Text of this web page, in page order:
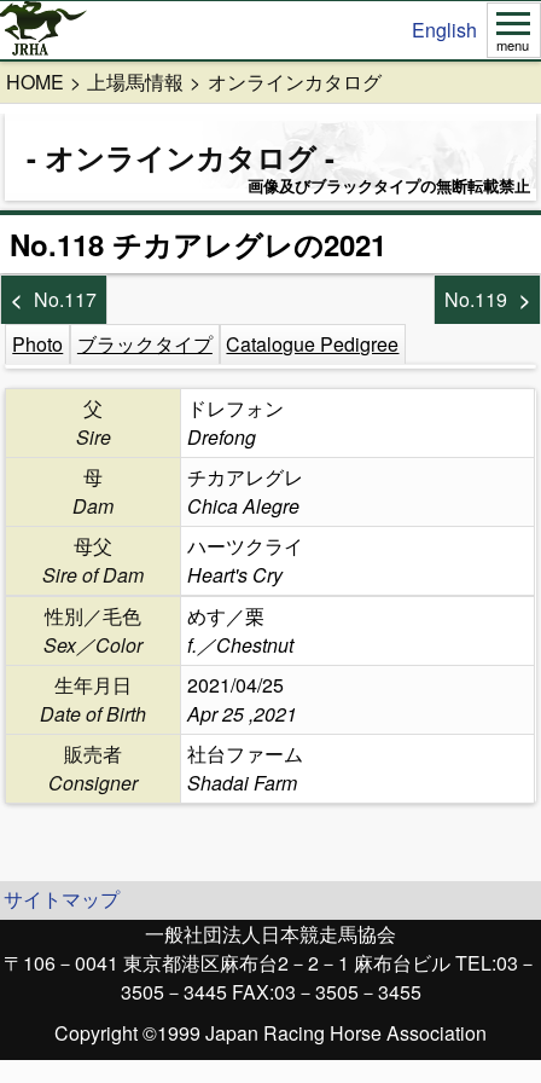
English
menu
HOME 上場馬情報 オンラインカタログ
オンラインカタログ
画像及びブラックタイプの無断転載禁止
No.118 チカアレグレの2021
No.117
No.119
Photo ブラックタイプ Catalogue Pedigree
父
Sire
ドレフォン
Drefong
母
Dam
チカアレグレ
Chica Alegre
母父
Sire of Dam
ハーツクライ
Heart's Cry
性別／毛色
Sex／Color
めす／栗
f.／Chestnut
生年月日
Date of Birth
2021/04/25
Apr 25 ,2021
販売者
Consigner
社台ファーム
Shadai Farm
サイトマップ
一般社団法人日本競走馬協会
〒106－0041 東京都港区麻布台2－2－1 麻布台ビル TEL:03－
3505－3445 FAX:03－3505－3455
Copyright ©1999 Japan Racing Horse Association